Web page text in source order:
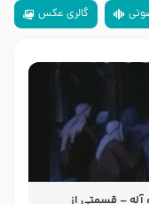
گالری عکس
آله – قسمتی از